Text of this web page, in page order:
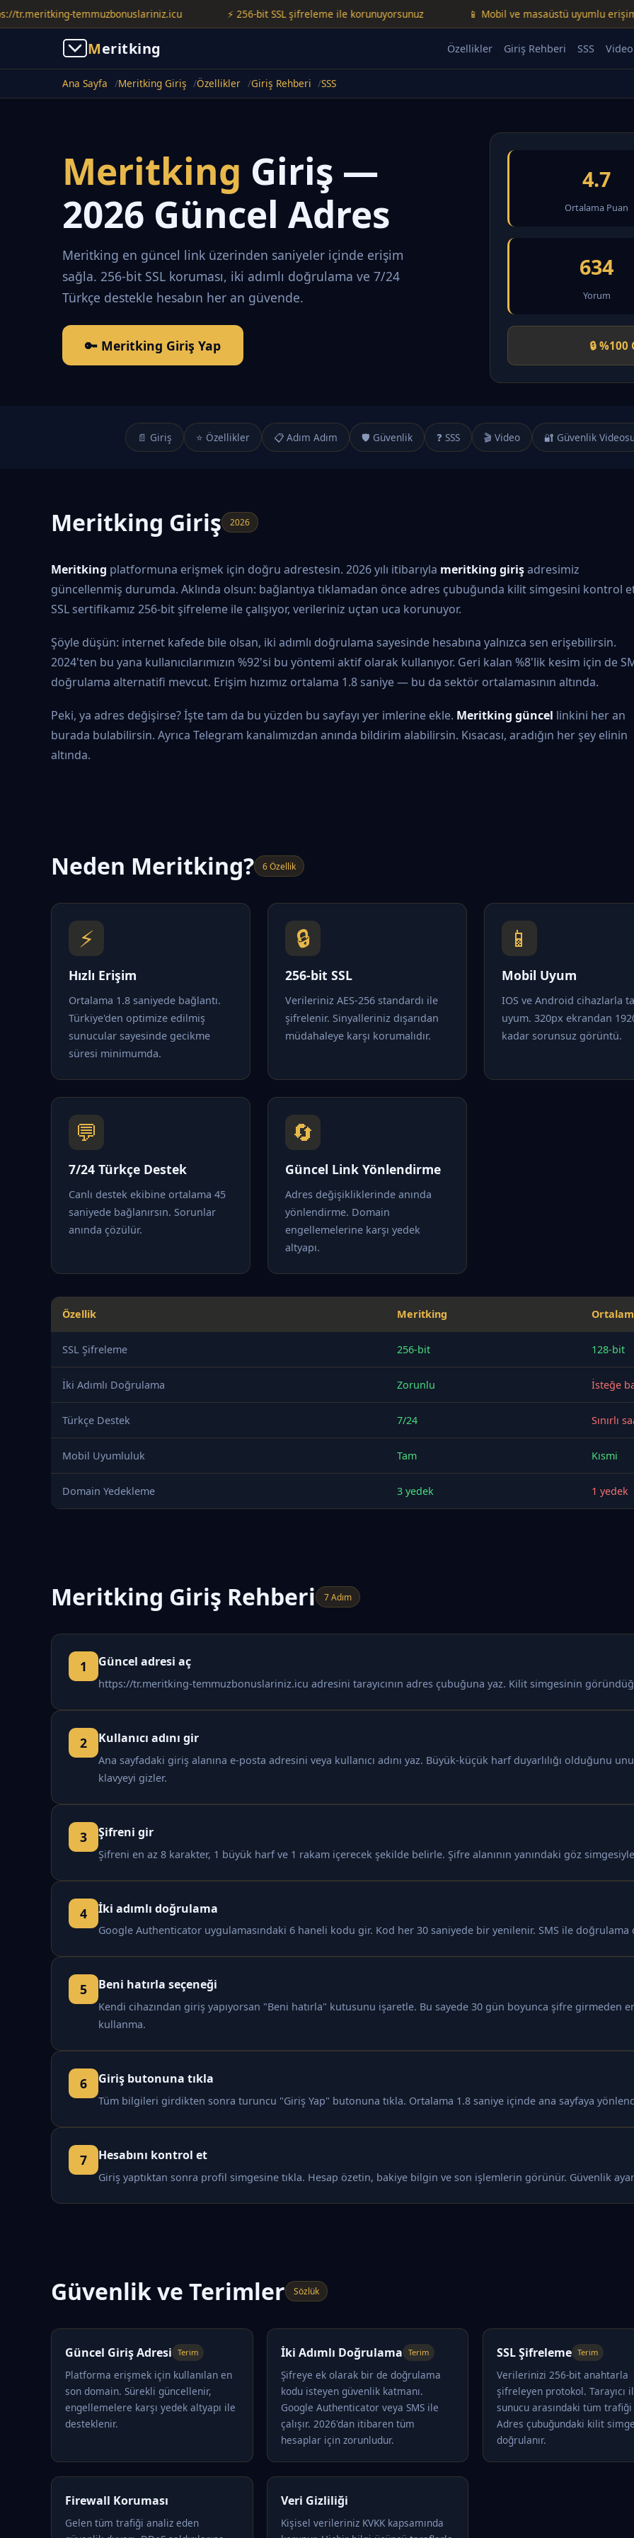
temmuzbonuslariniz.icu ⚡ 256-bit SSL şifreleme ile korunuyorsunuz 📱 Mobil ve masaüstü uyumlu erişim
Meritking Özellikler Giriş Rehberi SSS Video
Ana Sayfa Meritking Giriş Özellikler Giriş Rehberi SSS
Meritking Giriş —
2026 Güncel Adres
Meritking en güncel link üzerinden saniyeler içinde erişim
sağla. 256-bit SSL koruması, iki adımlı doğrulama ve 7/24
Türkçe destekle hesabın her an güvende.
🔑 Meritking Giriş Yap
4.7
Ortalama Puan
634
Yorum
🔒
📄 Giriş ⭐ Özellikler 📋 Adım Adım 🛡️ Güvenlik ❓ SSS 🎬 Video 🔐 Güvenlik
Meritking Giriş 2026
Meritking platformuna erişmek için doğru adrestesin. 2026 yılı itibarıyla meritking girişadresimiz
güncellenmiş durumda. Aklında olsun: bağlantıya tıklamadan önce adres çubuğunda kilit simgesini kontrol
SSL sertifikamız 256-bit şifreleme ile çalışıyor, verileriniz uçtan uca korunuyor.
Şöyle düşün: internet kafede bile olsan, iki adımlı doğrulama sayesinde hesabına yalnızca sen erişebilirsin.
2024'ten bu yana kullanıcılarımızın %92'si bu yöntemi aktif olarak kullanıyor. Geri kalan %8'lik kesim için de
doğrulama alternatifi mevcut. Erişim hızımız ortalama 1.8 saniye — bu da sektör ortalamasının altında.
Peki, ya adres değişirse? İşte tam da bu yüzden bu sayfayı yer imlerine ekle. Meritking güncel linkini her an
burada bulabilirsin. Ayrıca Telegram kanalımızdan anında bildirim alabilirsin. Kısacası, aradığın her şey elinin
altında.
Neden Meritking? 6 Özellik
⚡
Hızlı Erişim
Ortalama 1.8 saniyede bağlantı.
Türkiye'den optimize edilmiş
sunucular sayesinde gecikme
süresi minimumda.
🔒
256-bit SSL
Verileriniz AES-256 standardı ile
şifrelenir. Sinyalleriniz dışarıdan
müdahaleye karşı korumalıdır.
📱
Mobil Uyum
IOS ve Android cihazlarla
uyum. 320px ekrandan
kadar sorunsuz görüntü.
💬
7/24 Türkçe Destek
Canlı destek ekibine ortalama 45
saniyede bağlanırsın. Sorunlar
anında çözülür.
🔄
Güncel Link Yönlendirme
Adres değişikliklerinde anında
yönlendirme. Domain
engellemelerine karşı yedek
altyapı.
Özellik Meritking
SSL Şifreleme 256-bit 128-bit
İki Adımlı Doğrulama Zorunlu İsteğe
Türkçe Destek 7/24 Sınırlı
Mobil Uyumluluk Tam Kısmi
Domain Yedekleme 3 yedek 1 yedek
Meritking Giriş Rehberi 7 Adım
Güncel adresi aç
https://tr.meritking-temmuzbonuslariniz.icu adresini tarayıcının adres çubuğuna yaz. Kilit simgesinin
Kullanıcı adını gir
Ana sayfadaki giriş alanına e-posta adresini veya kullanıcı adını yaz. Büyük-küçük harf duyarlılığı olduğunu
klavyeyi gizler.
Şifreni gir
Şifreni en az 8 karakter, 1 büyük harf ve 1 rakam içerecek şekilde belirle. Şifre alanının yanındaki göz
İki adımlı doğrulama
Google Authenticator uygulamasındaki 6 haneli kodu gir. Kod her 30 saniyede bir yenilenir. SMS ile
Beni hatırla seçeneği
Kendi cihazından giriş yapıyorsan "Beni hatırla" kutusunu işaretle. Bu sayede 30 gün boyunca şifre girmeden
kullanma.
Giriş butonuna tıkla
Tüm bilgileri girdikten sonra turuncu "Giriş Yap" butonuna tıkla. Ortalama 1.8 saniye içinde ana sayfaya
Hesabını kontrol et
Giriş yaptıktan sonra profil simgesine tıkla. Hesap özetin, bakiye bilgin ve son işlemlerin görünür. Güvenlik
Güvenlik ve Terimler Sözlük
Güncel Giriş Adresi Terim
Platforma erişmek için kullanılan en
son domain. Sürekli güncellenir,
engellemelere karşı yedek altyapı ile
desteklenir.
İki Adımlı Doğrulama Terim
Şifreye ek olarak bir de doğrulama
kodu isteyen güvenlik katmanı.
Google Authenticator veya SMS ile
çalışır. 2026'dan itibaren tüm
hesaplar için zorunludur.
SSL Şifreleme Terim
Verilerinizi 256-bit anahtarla
şifreleyen protokol. Tarayıcı
sunucu arasındaki tüm trafiği
Adres çubuğundaki kilit
doğrulanır.
Firewall Koruması
Gelen tüm trafiği analiz eden
Veri Gizliliği
Kişisel verileriniz KVKK kapsamında